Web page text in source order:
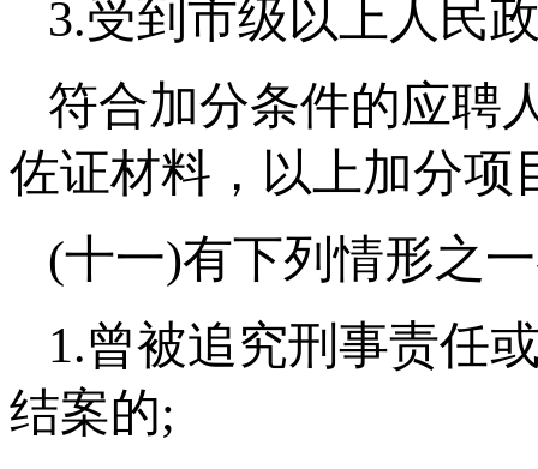
3.受到市级以上人民
符合加分条件的应聘
佐证材料，以上加分项
(十一)有下列情形之
1.曾被追究刑事责任
结案的;